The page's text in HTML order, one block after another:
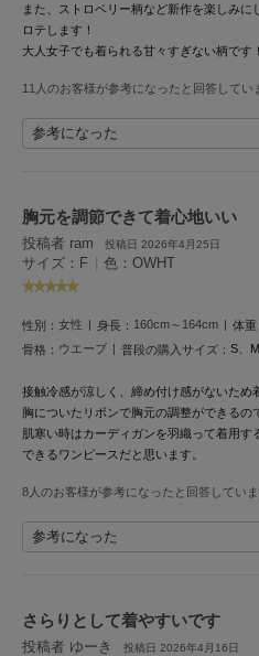
Henon.
へノン
HUNTER
HOKA ONEONE
KEEN
キーン
LAATO
le
ル
ルコックスポルティフ
LeSportsac
リリーブラウン
また、ストロベリー柄など新作を楽しみ
ロテします！
大人女子でも着られる甘々すぎない柄です！
11人のお客様が参考になったと回答してい
参考になった
胸元を調節できて着心地いい
投稿者 ram 投稿日 2026年4月25日
サイズ：F | 色：OWHT
性別： 女性 身長： 160cm～164cm 体重
骨格： ウエーブ 普段の購入サイズ： S、M
接触冷感が涼しく、締め付け感がないため
胸についたリボンで胸元の調整ができるの
肌寒い時はカーディガンを羽織って着用
できるワンピースだと思います。
8人のお客様が参考になったと回答してい
参考になった
さらりとして着やすいです
投稿者 ゆーき 投稿日 2026年4月16日